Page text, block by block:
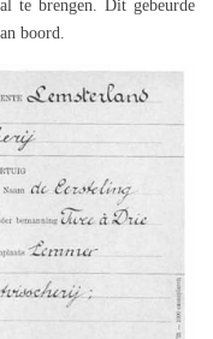
te brengen. Dit gebeurde
boord.